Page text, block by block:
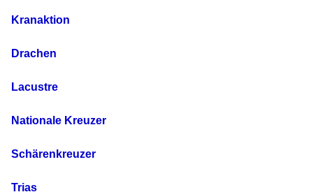
Kranaktion
Drachen
Lacustre
Nationale Kreuzer
Schärenkreuzer
Trias